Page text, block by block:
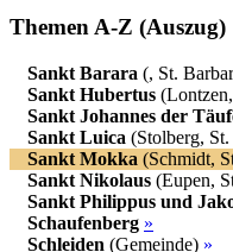
Themen A-Z (Auszug)
Sankt Barara (, St.
Sankt Hubertus
Sankt Johannes der
Sankt Luica (Stolberg,
Sankt Mokka (Schmidt,
Sankt Nikolaus (Eupen,
Sankt Philippus und
Schaufenberg »
Schleiden (Gemeinde) »